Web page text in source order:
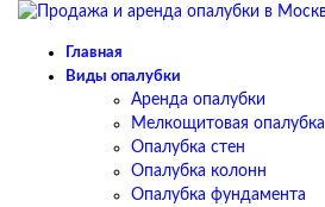
Главная
Виды опалубки
Аренда опалубки
Мелкощитовая опалубка
Опалубка стен
Опалубка колонн
Опалубка фундамента